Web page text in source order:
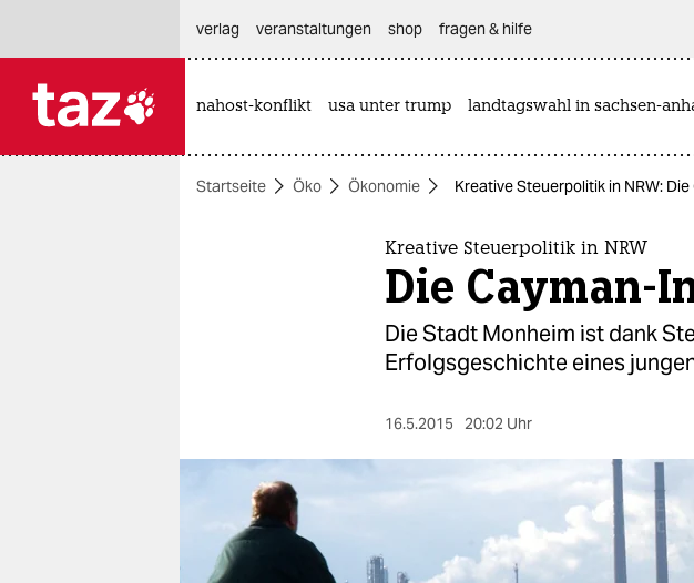
themen
berlin
nord
verlag
veranstaltungen shop fragen & hilfe
nahost-konflikt usa unter trump landtagswahl in sachsen-
Startseite Öko Ökonomie Kreative Steuerpolitik in NRW:
Kreative Steuerpolitik in NRW
Die Cayman-
Die Stadt Monheim ist dank
Erfolgsgeschichte eines
16.5.2015 20:02 Uhr